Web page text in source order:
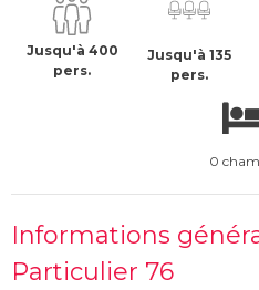
Jusqu'à 400
pers.
Jusqu'à 135
pers.
0
Informations
Particulier 76